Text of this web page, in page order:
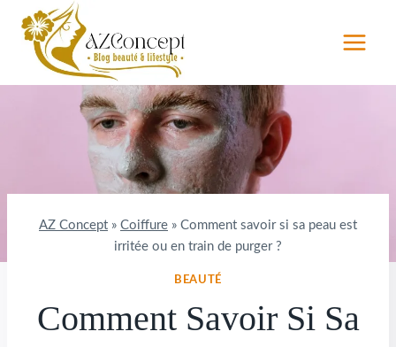
Aller
contenu
AZ Concept » Coiffure » Comment savoir si sa peau est
irritée ou en train de purger ?
BEAUTÉ
Comment Savoir Si Sa